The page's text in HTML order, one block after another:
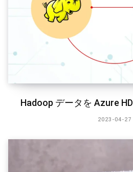
Hadoop データを Azure
2023-04-27